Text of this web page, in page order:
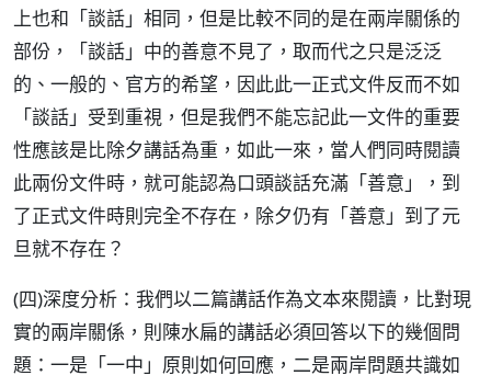
上也和「談話」相同，但是比較不同的是在兩岸關係的
部份，「談話」中的善意不見了，取而代之只是泛泛
的、一般的、官方的希望，因此此一正式文件反而不如
「談話」受到重視，但是我們不能忘記此一文件的重要
性應該是比除夕講話為重，如此一來，當人們同時閱讀
此兩份文件時，就可能認為口頭談話充滿「善意」，到
了正式文件時則完全不存在，除夕仍有「善意」到了元
旦就不存在？
(四)深度分析：我們以二篇講話作為文本來閱讀，比對現
實的兩岸關係，則陳水扁的講話必須回答以下的幾個問
題：一是「一中」原則如何回應，二是兩岸問題共識如